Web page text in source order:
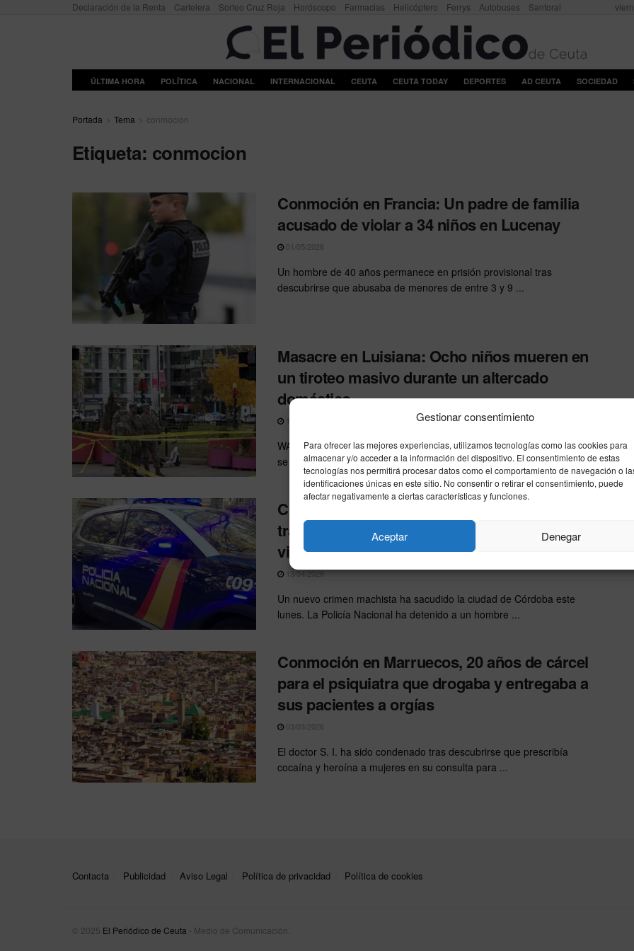
Gestionar consentimiento
Para ofrecer las mejores experiencias, utilizamos tecnologías como las cookies para
almacenar y/o acceder a la información del dispositivo. El consentimiento de estas
tecnologías nos permitirá procesar datos como el comportamiento de navegación o
identificaciones únicas en este sitio. No consentir o retirar el consentimiento, puede
afectar negativamente a ciertas características y funciones.
Aceptar Denegar
Declaración de la Renta Cartelera Sorteo Cruz Roja Horóscopo Farmacias Helicóptero Ferrys Autobuses Santoral
ÚLTIMA HORA POLÍTICA NACIONAL INTERNACIONAL CEUTA CEUTA TODAY DEPORTES AD CEUTA SOCIEDAD
Portada Tema conmocion
Etiqueta: conmocion
Conmoción en Francia: Un padre de familia
acusado de violar a 34 niños en Lucenay
01/05/2026
Un hombre de 40 años permanece en prisión provisional tras
descubrirse que abusaba de menores de entre 3 y 9 ...
Masacre en Luisiana: Ocho niños mueren en
un tiroteo masivo durante un altercado
doméstico
19/04/2026
WASHINGTON – La ciudad de Shreveport, en el noroeste de Luisiana,
se ha despertado este domingo 19 de abril de ...
Conmoción en Córdoba: detenido un hombre
tras asesinar a su pareja y atrincherarse en la
vivienda
13/04/2026
Un nuevo crimen machista ha sacudido la ciudad de Córdoba este
lunes. La Policía Nacional ha detenido a un hombre ...
Conmoción en Marruecos, 20 años de cárcel
para el psiquiatra que drogaba y entregaba a
sus pacientes a orgías
03/03/2026
El doctor S. I. ha sido condenado tras descubrirse que prescribía
cocaína y heroína a mujeres en su consulta para ...
Contacta Publicidad Aviso Legal Política de privacidad Política de cookies
© 2025 El Periódico de Ceuta - Medio de Comunicación